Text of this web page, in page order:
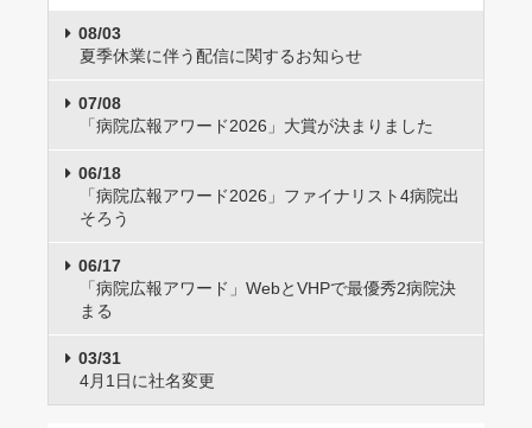
08/03
夏季休業に伴う配信に関するお知らせ
07/08
「病院広報アワード2026」大賞が決まりました
06/18
「病院広報アワード2026」ファイナリスト4病院出
そろう
06/17
「病院広報アワード」WebとVHPで最優秀2病院決
まる
03/31
4月1日に社名変更